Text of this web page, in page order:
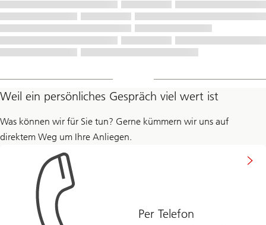
Weil ein persönliches Gespräch viel wert ist
Was können wir für Sie tun? Gerne kümmern wir uns auf
direktem Weg um Ihre Anliegen.
Per Telefon